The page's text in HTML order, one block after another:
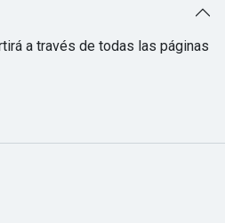
a través de todas las páginas